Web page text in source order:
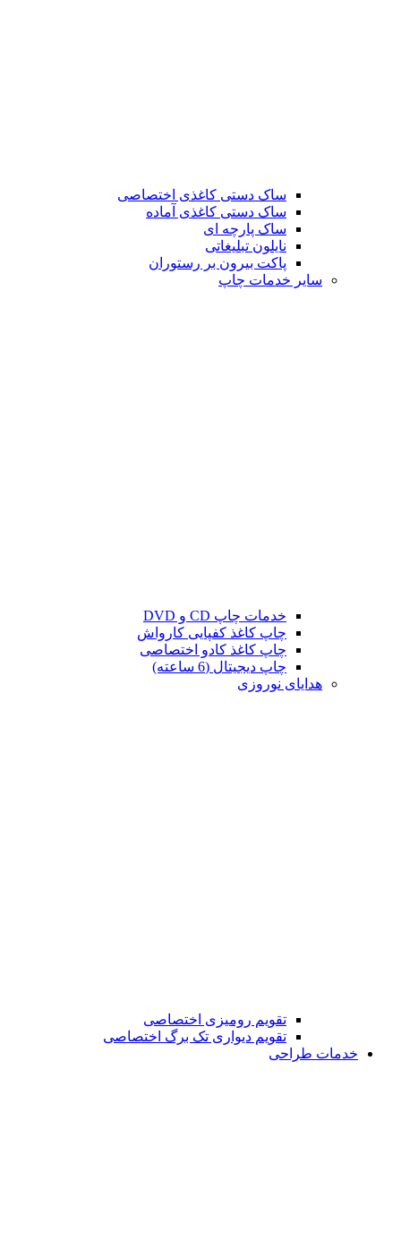
ساک دستی کاغذی اختصاصی
ساک دستی کاغذی آماده
ساک پارچه ای
نایلون تبلیغاتی
پاکت بیرون بر رستوران
سایر خدمات چاپ
خدمات چاپ CD و DVD
چاپ کاغذ کفپایی کارواش
چاپ کاغذ کادو اختصاصی
چاپ دیجیتال (6 ساعته)
هدایای نوروزی
تقویم رومیزی اختصاصی
تقویم دیواری تک برگ اختصاصی
خدمات طراحی